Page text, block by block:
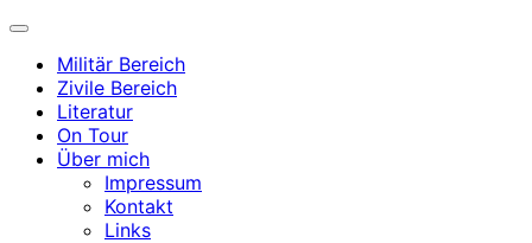
Navigation
umschalten
Militär Bereich
Zivile Bereich
Literatur
On Tour
Über mich
Impressum
Kontakt
Links